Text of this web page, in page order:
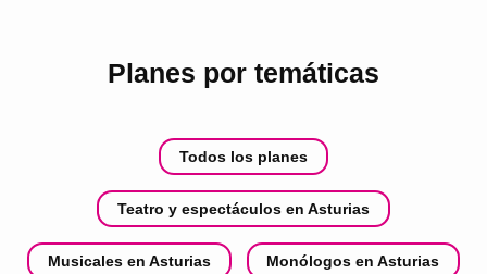
Planes por temáticas
Todos los planes
Teatro y espectáculos en Asturias
Musicales en Asturias Monólogos en Asturias